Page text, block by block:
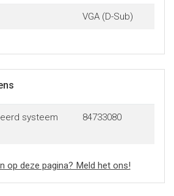
VGA (D-Sub)
systeem
84733080
op deze pagina? Meld het ons!